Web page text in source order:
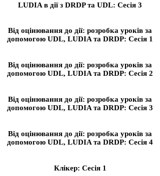
LUDIA в дії з DRDP та UDL: Сесія 3
Від оцінювання до дії: розробка уроків за
допомогою UDL, LUDIA та DRDP: Сесія 1
Від оцінювання до дії: розробка уроків за
допомогою UDL, LUDIA та DRDP: Сесія 2
Від оцінювання до дії: розробка уроків за
допомогою UDL, LUDIA та DRDP: Сесія 3
Від оцінювання до дії: розробка уроків за
допомогою UDL, LUDIA та DRDP: Сесія 4
Клікер: Сесія 1